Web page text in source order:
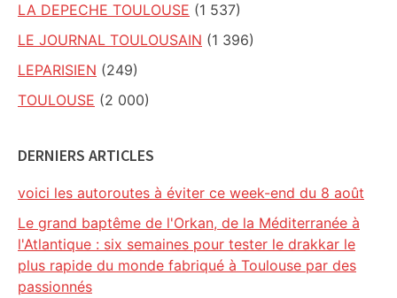
LA DEPECHE TOULOUSE (1 537)
LE JOURNAL TOULOUSAIN (1 396)
LEPARISIEN (249)
TOULOUSE (2 000)
DERNIERS ARTICLES
voici les autoroutes à éviter ce week-end du 8 août
Le grand baptême de l'Orkan, de la Méditerranée à
l'Atlantique : six semaines pour tester le drakkar le
plus rapide du monde fabriqué à Toulouse par des
passionnés